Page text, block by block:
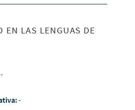
EN LAS LENGUAS DE
-
-